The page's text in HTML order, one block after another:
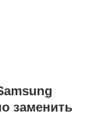
заменить